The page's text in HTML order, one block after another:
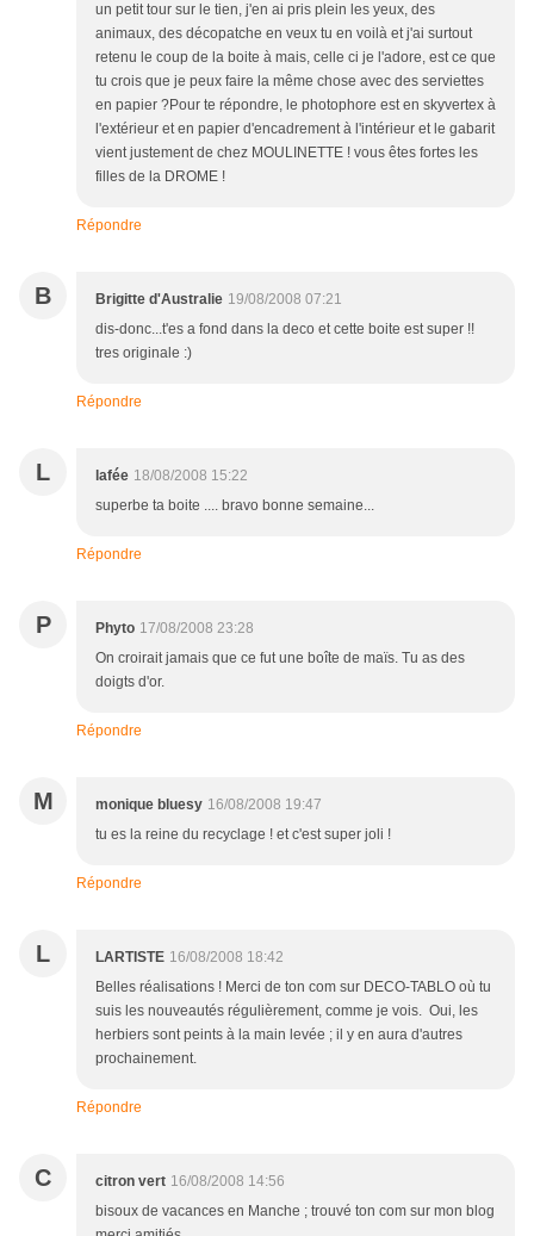
un petit tour sur le tien, j'en ai pris plein les yeux, des
animaux, des décopatche en veux tu en voilà et j'ai surtout
retenu le coup de la boite à mais, celle ci je l'adore, est ce que
tu crois que je peux faire la même chose avec des serviettes
en papier ?Pour te répondre, le photophore est en skyvertex à
l'extérieur et en papier d'encadrement à l'intérieur et le gabarit
vient justement de chez MOULINETTE ! vous êtes fortes les
filles de la DROME !
Répondre
B Brigitte d'Australie 19/08/2008 07:21
dis-donc...t'es a fond dans la deco et cette boite est super !!
tres originale :)
Répondre
L lafée 18/08/2008 15:22
superbe ta boite .... bravo bonne semaine...
Répondre
P Phyto 17/08/2008 23:28
On croirait jamais que ce fut une boîte de maïs. Tu as des
doigts d'or.
Répondre
M monique bluesy 16/08/2008 19:47
tu es la reine du recyclage ! et c'est super joli !
Répondre
L LARTISTE 16/08/2008 18:42
Belles réalisations ! Merci de ton com sur DECO-TABLO où tu
suis les nouveautés régulièrement, comme je vois. Oui, les
herbiers sont peints à la main levée ; il y en aura d'autres
prochainement.
Répondre
C citron vert 16/08/2008 14:56
bisoux de vacances en Manche ; trouvé ton com sur mon blog